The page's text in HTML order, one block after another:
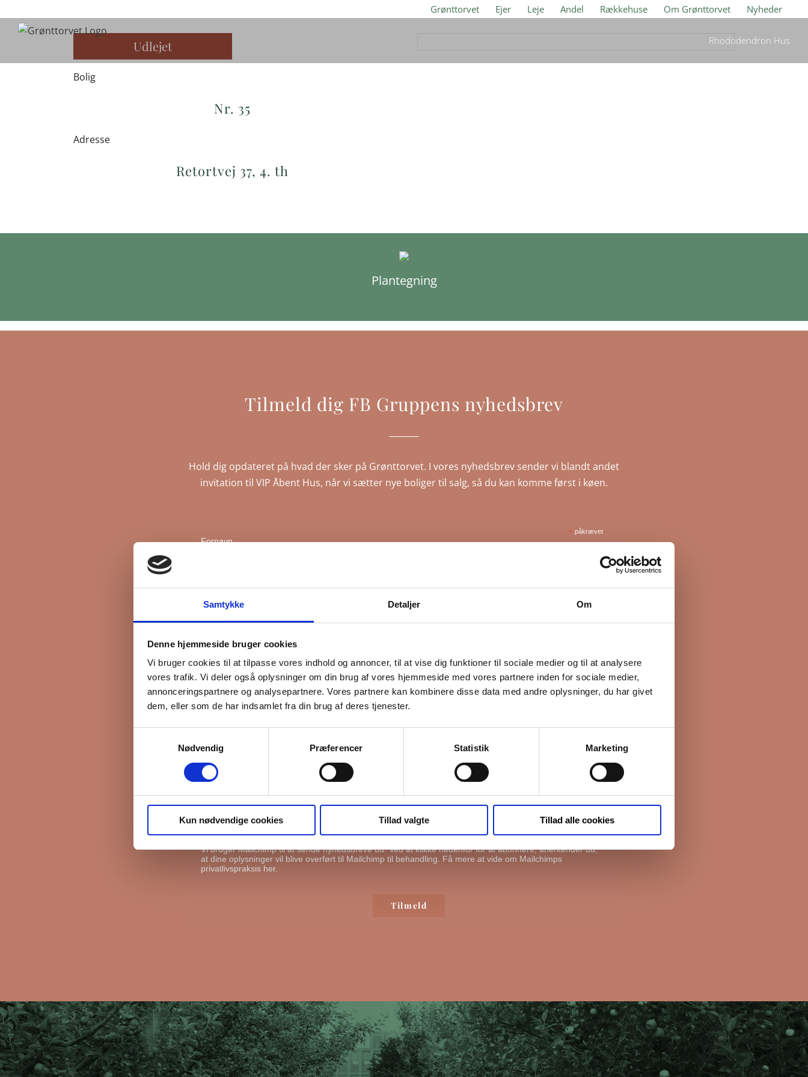
Samtykke Detaljer Om
Denne hjemmeside bruger cookies
Vi bruger cookies til at tilpasse vores indhold og annoncer, til at vise dig funktioner til sociale medier og til at analysere
vores trafik. Vi deler også oplysninger om din brug af vores hjemmeside med vores partnere inden for sociale medier,
annonceringspartnere og analysepartnere. Vores partnere kan kombinere disse data med andre oplysninger, du har givet
dem, eller som de har indsamlet fra din brug af deres tjenester.
Nødvendig
Præferencer Statistik Marketing
Kun nødvendige cookies Tillad valgte Tillad alle cookies
Grønttorvet Ejer Leje Andel Rækkehuse Om Grønttorvet Nyheder
Rhododendron Hus
Udlejet
Bolig
Nr. 35
Adresse
Retortvej 37, 4. th
Plantegning
Tilmeld dig FB Gruppens nyhedsbrev
Hold dig opdateret på hvad der sker på Grønttorvet. I vores nyhedsbrev sender vi blandt andet
invitation til VIP Åbent Hus, når vi sætter nye boliger til salg, så du kan komme først i køen.
* påkrævet
Fornavn
Efternavn
Interesseret i
Ejerboliger
Markedsføringstilladelse
FB Gruppen vil bruge din information til at kontakte dig i forbindelse med nyheder - og nye boliger. Før vi
kan gøre det, skal du bekræfte, at vi gerne må sende dig emails.Du kan læse vores privatlivspolitik her.
I må gerne sende mig emails
Vi bruger Mailchimp til at sende nyhedsbreve ud. Ved at klikke nedenfor for at abonnere, anerkender du,
at dine oplysninger vil blive overført til Mailchimp til behandling. Få mere at vide om Mailchimps
privatlivspraksis her.